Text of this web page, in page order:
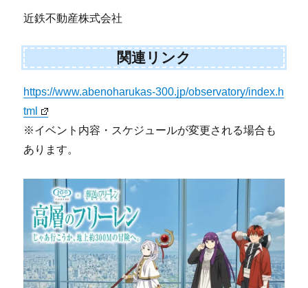
近鉄不動産株式会社
関連リンク
https://www.abenoharukas-300.jp/observatory/index.h
tml
※イベント内容・スケジュールが変更される場合も
あります。